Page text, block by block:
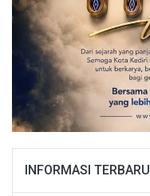
INFORMASI TERBARU